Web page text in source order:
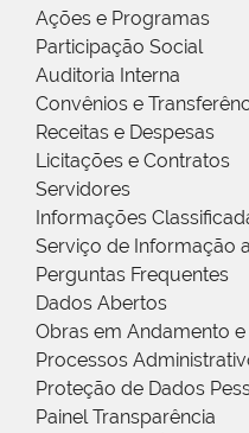
Ações e Programas
Participação Social
Auditoria Interna
Convênios e
Receitas e Despesas
Licitações e Contratos
Servidores
Informações
Serviço de Informação
Perguntas Frequentes
Dados Abertos
Obras em Andamento
Processos
Proteção de Dados
Painel Transparência